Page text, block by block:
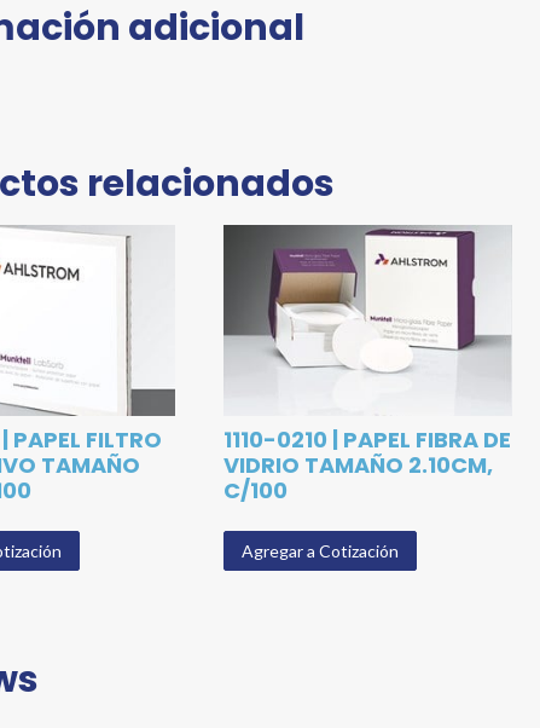
adicional
relacionados
FILTRO
TAMAÑO
1110-0210 | PAPEL FIBRA DE
VIDRIO TAMAÑO 2.10CM,
C/100
Agregar a Cotización